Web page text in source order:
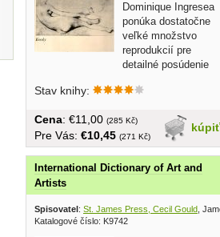
Dominique Ingresea
ponúka dostatočne
veľké množstvo
reprodukcií pre
detailné posúdenie
Stav knihy:
kúpiť
Cena: €11,00 (285 Kč)
Pre Vás: €10,45 (271 Kč)
International Dictionary of Art and
Artists
Spisovatel: St. James Press, Cecil Gould ,
Katalogové číslo: K9742